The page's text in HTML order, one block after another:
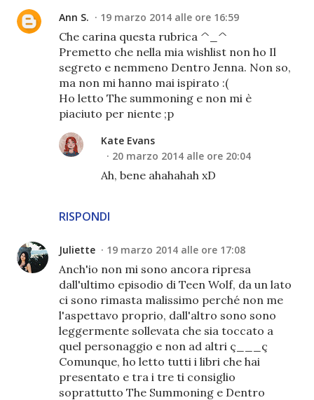
Ann S. 19 marzo 2014 alle ore 16:59
Che carina questa rubrica ^_^
Premetto che nella mia wishlist non ho Il
segreto e nemmeno Dentro Jenna. Non so,
ma non mi hanno mai ispirato :(
Ho letto The summoning e non mi è
piaciuto per niente ;p
RISPONDI
Kate Evans
20 marzo 2014 alle ore 20:04
Ah, bene ahahahah xD
Juliette 19 marzo 2014 alle ore 17:08
Anch'io non mi sono ancora ripresa
dall'ultimo episodio di Teen Wolf, da un lato
ci sono rimasta malissimo perché non me
l'aspettavo proprio, dall'altro sono sono
leggermente sollevata che sia toccato a
quel personaggio e non ad altri ç___ç
Comunque, ho letto tutti i libri che hai
presentato e tra i tre ti consiglio
soprattutto The Summoning e Dentro